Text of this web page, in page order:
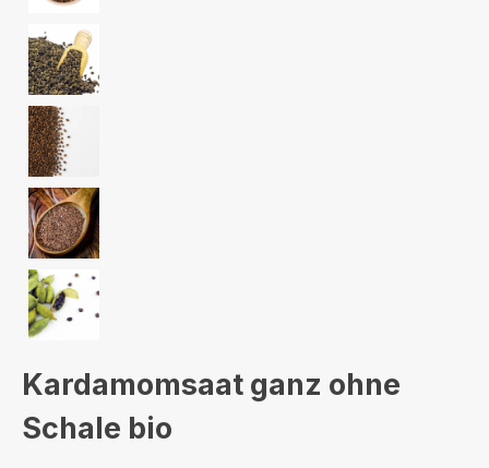
Kardamomsaat ganz ohne
Schale bio